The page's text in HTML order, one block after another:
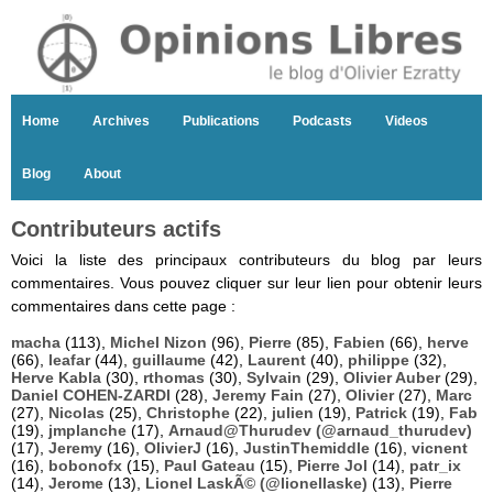
Home Archives Publications Podcasts Videos
Blog About
Contributeurs actifs
Voici la liste des principaux contributeurs du blog par leurs
commentaires. Vous pouvez cliquer sur leur lien pour obtenir leurs
commentaires dans cette page :
macha (113), Michel Nizon (96), Pierre (85), Fabien (66), herve
(66), leafar(44), guillaume (42), Laurent (40), philippe (32),
Herve Kabla (30), rthomas (30), Sylvain (29), Olivier Auber(29),
Daniel COHEN-ZARDI (28), Jeremy Fain (27), Olivier(27), Marc
(27), Nicolas (25), Christophe (22), julien (19), Patrick (19), Fab
(19), jmplanche (17), Arnaud@Thurudev (@arnaud_thurudev)
(17), Jeremy (16), OlivierJ (16), JustinThemiddle (16), vicnent
(16), bobonofx (15), Paul Gateau (15), Pierre Jol (14), patr_ix
(14), Jerome (13), Lionel LaskÃ© (@lionellaske) (13), Pierre